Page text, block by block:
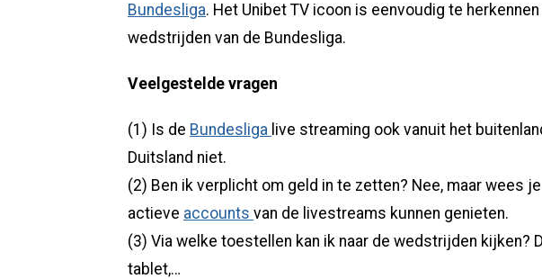
Bundesliga. Het Unibet TV icoon is eenvoudig te
wedstrijden van de Bundesliga.
Veelgestelde vragen
(1) Is de Bundesliga live streaming ook vanuit het
Duitsland niet.
(2) Ben ik verplicht om geld in te zetten? Nee, maar wees
actieve accounts van de livestreams kunnen genieten.
(3) Via welke toestellen kan ik naar de wedstrijden kijken?
tablet,…